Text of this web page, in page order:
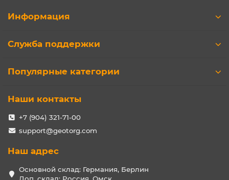
Информация
Служба поддержки
Популярные категории
Наши контакты
+7 (904) 321-71-00
support@geotorg.com
Наш адрес
Основной склад: Германия, Берлин